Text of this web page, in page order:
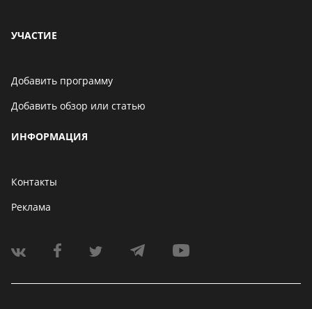
УЧАСТИЕ
Добавить программу
Добавить обзор или статью
ИНФОРМАЦИЯ
Контакты
Реклама